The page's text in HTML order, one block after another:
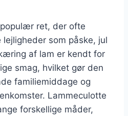
ret, der ofte
som påske, jul
af lam er kendt for
smag, hvilket gør den
familiemiddage og
Lammeculotte
forskellige måder,